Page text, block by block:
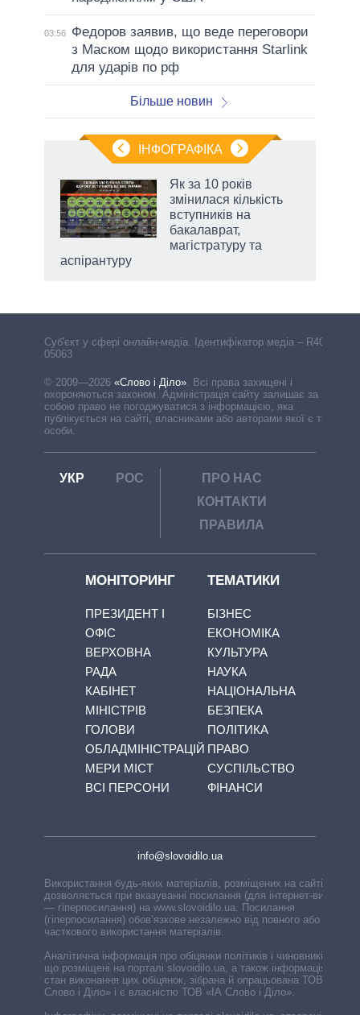
03:56
Федоров заявив, що веде переговори
з Маском щодо використання Starlink
для ударів по рф
Більше новин
ІНФОГРАФІКА
Як за 10 років
змінилася кількість
вступників на
бакалаврат,
магістратуру та
аспірантуру
Cуб'єкт у сфері онлайн-медіа. Ідентифікатор медіа – R40-
05063
© 2009—2026 «Слово і Діло» Всі права захищені і
охороняються законом. Адміністрація сайту залишає за
собою право не погоджуватися з інформацією, яка
публікується на сайті, власниками або авторами якої є треті
особи.
УКР РОС
ПРО НАС
КОНТАКТИ
ПРАВИЛА
МОНІТОРИНГ
ПРЕЗИДЕНТ І
ОФІС
ВЕРХОВНА
РАДА
КАБІНЕТ
МІНІСТРІВ
ГОЛОВИ
ОБЛАДМІНІСТРАЦІЙ
МЕРИ МІСТ
ВСІ ПЕРСОНИ
ТЕМАТИКИ
БІЗНЕС
ЕКОНОМІКА
КУЛЬТУРА
НАУКА
НАЦІОНАЛЬНА
БЕЗПЕКА
ПОЛІТИКА
ПРАВО
СУСПІЛЬСТВО
ФІНАНСИ
info@slovoidilo.ua
Використання будь-яких матеріалів, розміщених на сайті,
дозволяється при вказуванні посилання (для інтернет-видань
— гіперпосилання) на www.slovoidilo.ua. Посилання
(гіперпосилання) обов’язкове незалежно від повного або
часткового використання матеріалів.
Аналітична інформація про обіцянки політиків і чиновників,
що розміщені на порталі slovoidilo.ua, а також інформація про
стан виконання цих обіцянок, зібрана й опрацьована ТОВ «ІА
Слово і Діло» і є власністю ТОВ «ІА Слово і Діло».